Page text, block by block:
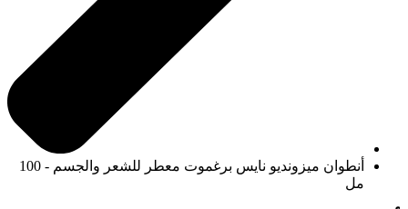
أنطوان ميزونديو نايس برغموت معطر للشعر والجسم - 100
مل